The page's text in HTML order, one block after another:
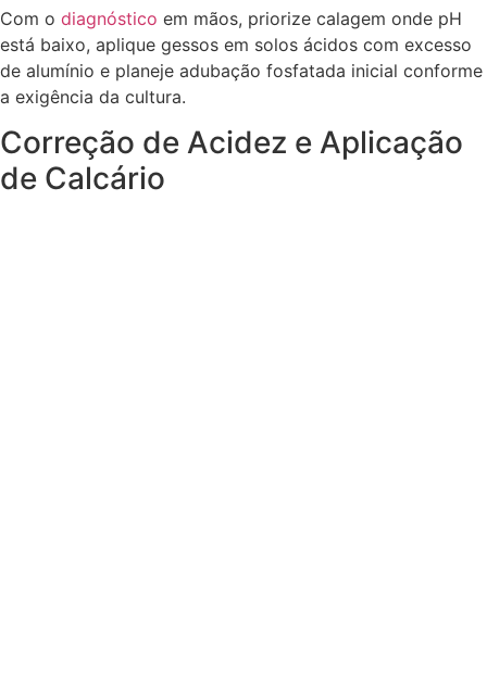
Com o diagnóstico em mãos, priorize calagem onde pH
está baixo, aplique gessos em solos ácidos com excesso
de alumínio e planeje adubação fosfatada inicial conforme
a exigência da cultura.
Correção de Acidez e Aplicação
de Calcário